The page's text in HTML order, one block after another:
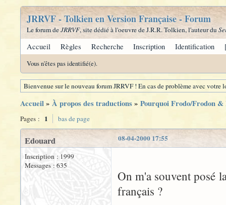
JRRVF - Tolkien en Version Française - Forum
Le forum deJRRVF, site dédié à l'oeuvre de J.R.R. Tolkien, l'auteur du
Accueil Règles Recherche Inscription Identification
Vous n'êtes pas identifié(e).
Bienvenue sur le nouveau forum JRRVF ! En cas de problème avec
Accueil» À propos des traductions» Pourquoi Frodo/Frodon
Pages : 1 bas de page
08-04-2000 17:55
Edouard
Inscription : 1999
Messages : 635
On m'a souvent posé
français ?